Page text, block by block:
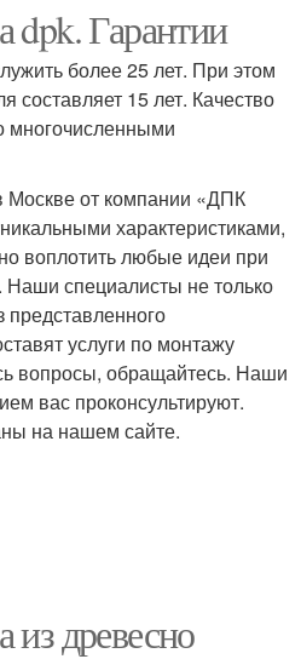
dpk. Гарантии
более 25 лет. При этом
составляет 15 лет. Качество
многочисленными
Москве от компании «ДПК
характеристиками,
воплотить любые идеи при
специалисты не только
представленного
услуги по монтажу
вопросы, обращайтесь. Наши
вас проконсультируют.
на нашем сайте.
из древесно